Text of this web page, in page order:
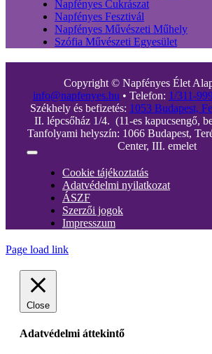
Napfényes Cukrászat
Napfényes Fesztivál
Napfényes Művészeti Műhely
Szófia Művészeti Egyesület
Copyright © Napfényes Élet
info@napfenyes.hu • Telefon: 1/311-
Székhely és befizetés: 1053 Budapest,
II. lépcsőház 1/4. (11-es kapucsengő,
Tanfolyami helyszín: 1066 Budapest,
Center, III. emelet
Toggle
NavigationCookie tájékoztatás
Adatvédelmi nyilatkozat
ÁSZF
Szerzői jogok
Impresszum
Page load link
Close
Adatvédelmi áttekintő